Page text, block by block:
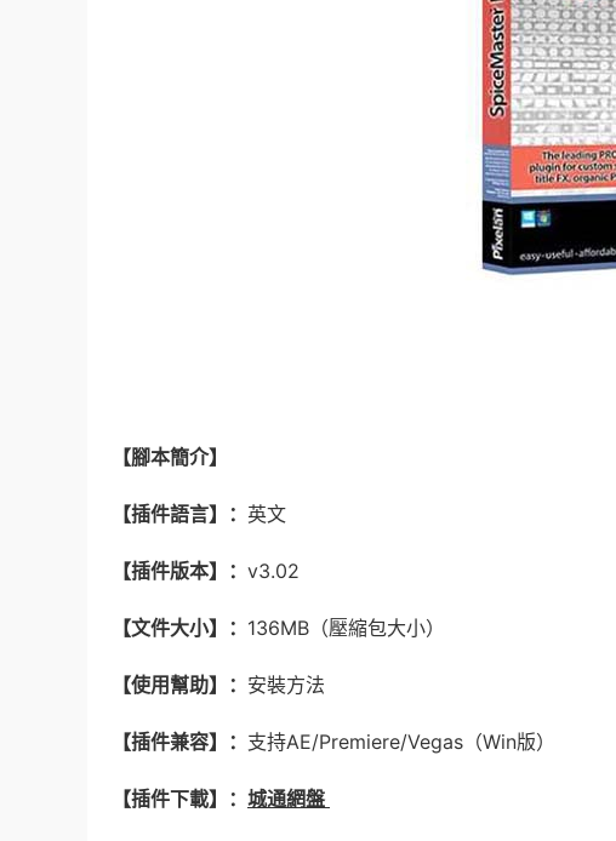
【腳本簡介】
【插件語言】： 英文
【插件版本】： v3.02
【文件大小】： 136MB（壓縮包大小）
【使用幫助】： 安裝方法
【插件兼容】： 支持AE/Premiere/Vegas（Win版）
【插件下載】： 城通網盤